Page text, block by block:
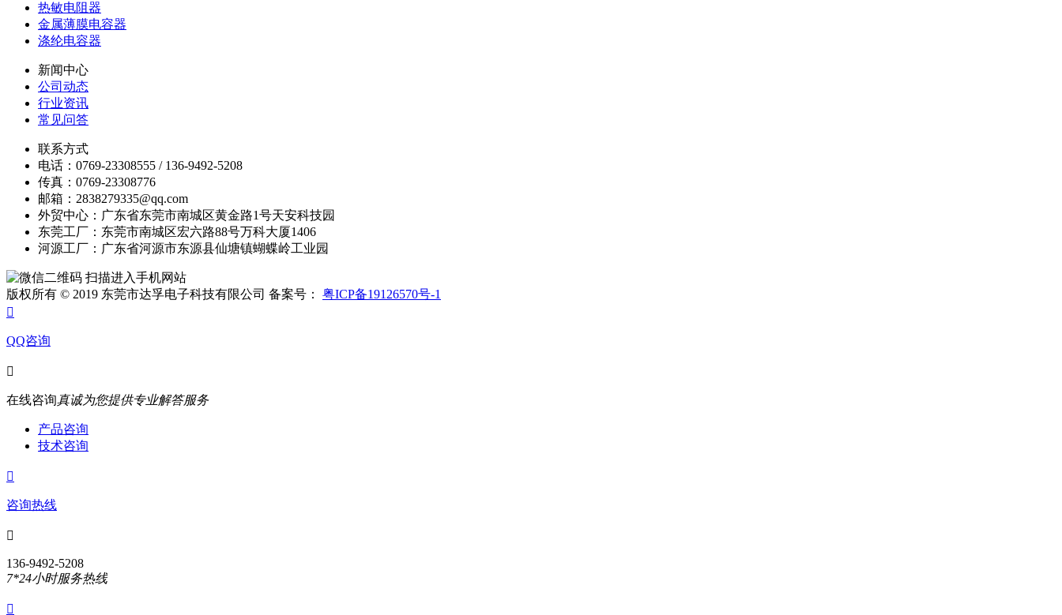
热敏电阻器
金属薄膜电容器
涤纶电容器
新闻中心
公司动态
行业资讯
常见问答
联系方式
电话：0769-23308555 / 136-9492-5208
传真：0769-23308776
邮箱：2838279335@qq.com
外贸中心：广东省东莞市南城区黄金路1号天安科技园
东莞工厂：东莞市南城区宏六路88号万科大厦1406
河源工厂：广东省河源市东源县仙塘镇蝴蝶岭工业园
扫描进入手机网站
版权所有 © 2019 东莞市达孚电子科技有限公司 备案号： 粤ICP备19126570号-1

QQ咨询

在线咨询真诚为您提供专业解答服务
产品咨询
技术咨询

咨询热线

136-9492-5208
7*24小时服务热线
